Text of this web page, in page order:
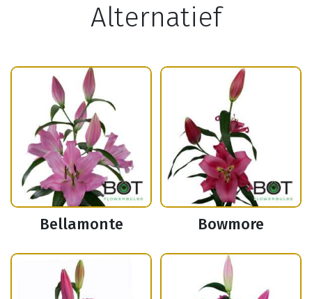
Alternatief
Bellamonte Bowmore